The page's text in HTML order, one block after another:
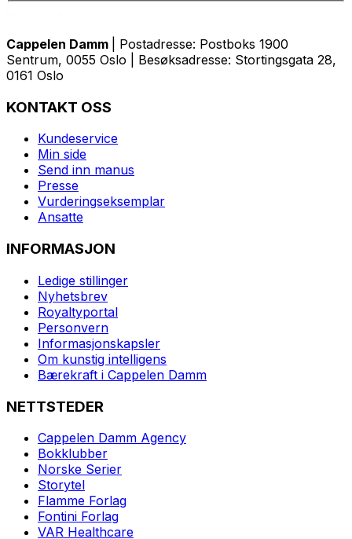
Cappelen Damm
| Postadresse: Postboks 1900
Sentrum, 0055 Oslo | Besøksadresse: Stortingsgata 28,
0161 Oslo
KONTAKT OSS
Kundeservice
Min side
Send inn manus
Presse
Vurderingseksemplar
Ansatte
INFORMASJON
Ledige stillinger
Nyhetsbrev
Royaltyportal
Personvern
Informasjonskapsler
Om kunstig intelligens
Bærekraft i Cappelen Damm
NETTSTEDER
Cappelen Damm Agency
Bokklubber
Norske Serier
Storytel
Flamme Forlag
Fontini Forlag
VAR Healthcare